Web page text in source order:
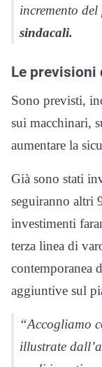
incremento
sindacali.
Le previsioni
Sono previsti,
sui macchinari,
aumentare la
Già sono stati
seguiranno altri
investimenti
terza linea di
contemporanea
aggiuntive sul
“Accogliamo
illustrate